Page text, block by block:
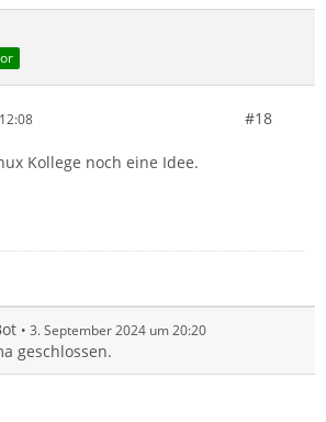
#18
Kollege noch eine Idee.
3. September 2024 um 20:20
geschlossen.